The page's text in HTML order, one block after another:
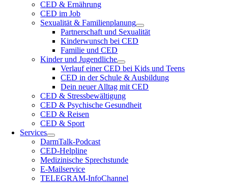
CED & Ernährung
CED im Job
Sexualität & Familienplanung
Partnerschaft und Sexualität
Kinderwunsch bei CED
Familie und CED
Kinder und Jugendliche
Verlauf einer CED bei Kids und Teens
CED in der Schule & Ausbildung
Dein neuer Alltag mit CED
CED & Stressbewältigung
CED & Psychische Gesundheit
CED & Reisen
CED & Sport
Services
DarmTalk-Podcast
CED-Helpline
Medizinische Sprechstunde
E-Mailservice
TELEGRAM-InfoChannel